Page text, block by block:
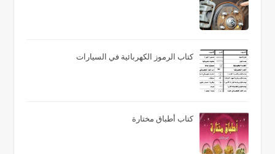
كتاب الرموز الكهربائية في السيارات
كتاب أطباق مختارة